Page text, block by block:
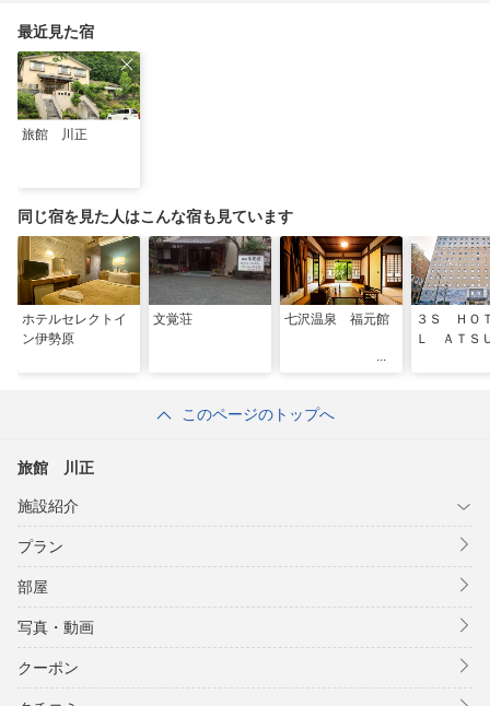
ス釣り場：当館より車で約１０分・服部牧場：当館より車で約２０分・神
奈川県立あいかわ公園：当館より車で約２０分・宮ケ瀬ダム：当館より車
で約２０分・お越しの際の交通手段をお教えください・ご到着が予定到着
時間を過ぎる場合は必ず連絡をお願いします・当日連絡が取れる携帯電話
番号をお教え下さい
最近見た宿
旅館 川正
同じ宿を見た人はこんな宿も見ています
ホテルセレクトイ
ン伊勢原
文覚荘 七沢温泉 福元館
３Ｓ ＨＯ
Ｌ ＡＴＳ
このページのトップへ
旅館 川正
施設紹介
プラン
部屋
写真・動画
クーポン